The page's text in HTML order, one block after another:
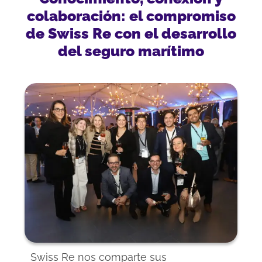
colaboración: el compromiso
de Swiss Re con el desarrollo
del seguro marítimo
Swiss Re nos comparte sus